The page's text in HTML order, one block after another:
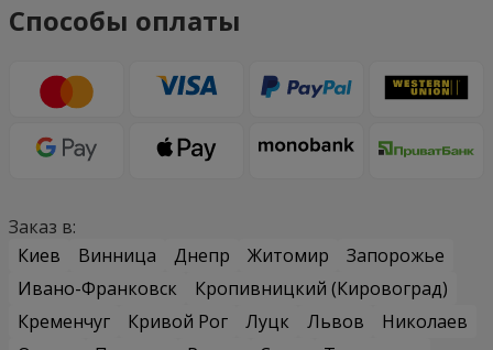
Способы оплаты
Заказ в:
Киев
Винница Днепр Житомир
Запорожье
Ивано-Франковск
Кропивницкий (Кировоград)
Кременчуг
Кривой Рог Луцк Львов
Николаев